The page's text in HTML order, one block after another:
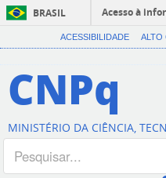
BRASIL
Acesso à
ACESSIBILIDADE ALTO
CNPq
MINISTÉRIO DA CIÊNCIA,